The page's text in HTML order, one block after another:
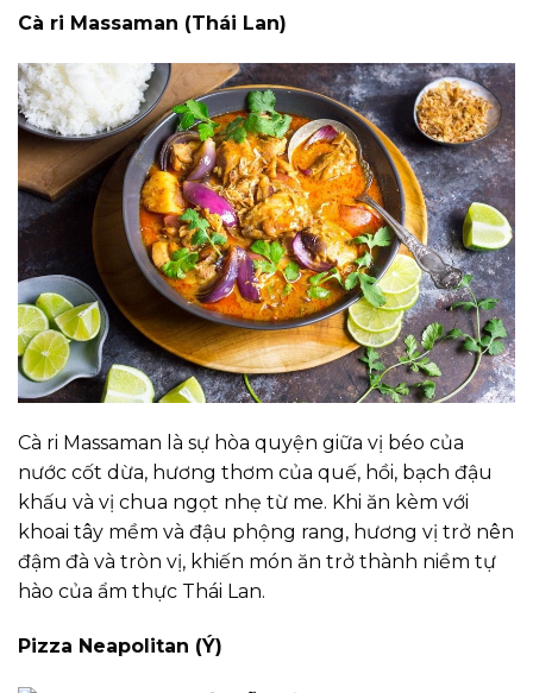
Cà ri Massaman (Thái Lan)
Cà ri Massaman là sự hòa quyện giữa vị béo của
nước cốt dừa, hương thơm của quế, hồi, bạch đậu
khấu và vị chua ngọt nhẹ từ me. Khi ăn kèm với
khoai tây mềm và đậu phộng rang, hương vị trở nên
đậm đà và tròn vị, khiến món ăn trở thành niềm tự
hào của ẩm thực Thái Lan.
Pizza Neapolitan (Ý)